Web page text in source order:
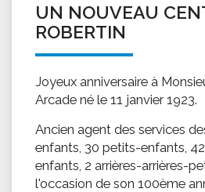
UN NOUVEAU
ROBERTIN
Joyeux anniversaire à
Arcade né le 11 janvier 1923.
Ancien agent des services
enfants, 30 petits-enfants,
enfants, 2 arrières-arrières-
l'occasion de son 100ème